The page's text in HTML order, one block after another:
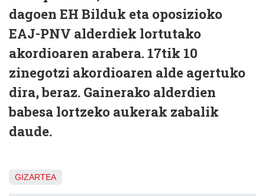
dagoen EH Bilduk eta oposizioko
EAJ-PNV alderdiek lortutako
akordioaren arabera. 17tik 10
zinegotzi akordioaren alde agertuko
dira, beraz. Gainerako alderdien
babesa lortzeko aukerak zabalik
daude.
GIZARTEA